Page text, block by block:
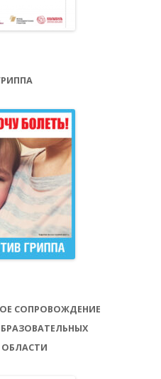
СОПРОВОЖДЕНИЕ